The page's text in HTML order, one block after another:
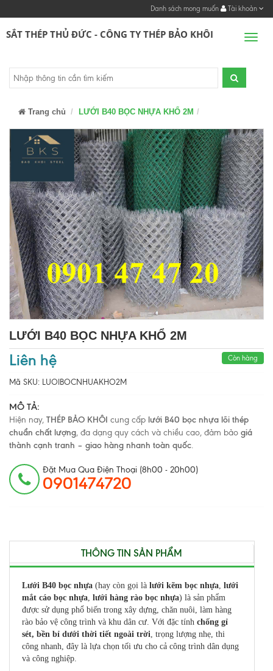
Danh sách mong muốn Tài khoản
SẮT THÉP THỦ ĐỨC - CÔNG TY THÉP BẢO KHÔI
Trang chủ LƯỚI B40 BỌC NHỰA KHỔ 2M
LƯỚI B40 BỌC NHỰA KHỔ 2M
Liên hệ Còn hàng
Mã SKU: LUOIBOCNHUAKHO2M
MÔ TẢ:
Hiện nay, THÉP BẢO KHÔI cung cấp lưới B40 bọc nhựa lõi thép
chuẩn chất lượng, đa dạng quy cách và chiều cao, đảm bảo giá
thành cạnh tranh – giao hàng nhanh toàn quốc.
Đặt Mua Qua Điện Thoại (8h00 - 20h00)
0901474720
THÔNG TIN SẢN PHẨM
Lưới B40 bọc nhựa (hay còn gọi là lưới kẽm bọc nhựa, lưới
mắt cáo bọc nhựa, lưới hàng rào bọc nhựa) là sản phẩm
được sử dụng phổ biến trong xây dựng, chăn nuôi, làm hàng
rào bảo vệ công trình và khu dân cư. Với đặc tính chống gỉ
sét, bền bỉ dưới thời tiết ngoài trời, trọng lượng nhẹ, thi
công nhanh, đây là lựa chọn tối ưu cho cả công trình dân dụng
và công nghiệp.